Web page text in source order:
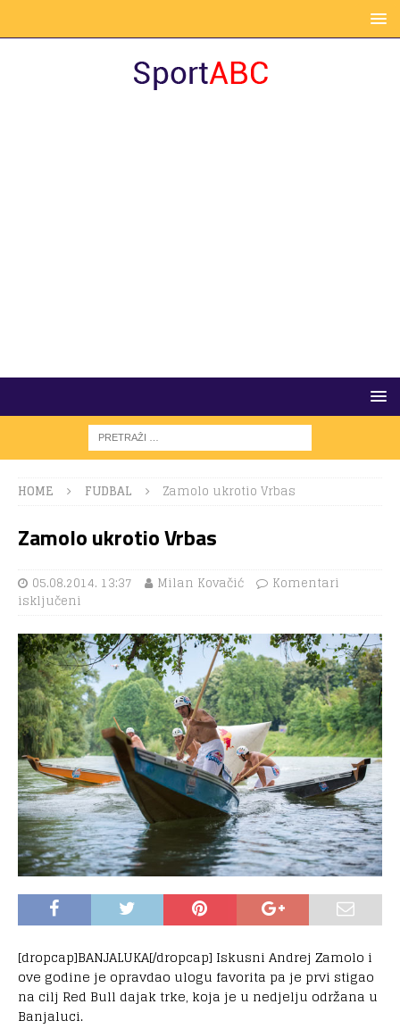
HOME FUDBAL Zamolo ukrotio Vrbas
Zamolo ukrotio Vrbas
05.08.2014. 13:37 Milan Kovačić
Komentari
isključeni
[dropcap]BANJALUKA[/dropcap] Iskusni Andrej Zamolo i
ove godine je opravdao ulogu favorita pa je prvi stigao
na cilj Red Bull dajak trke, koja je u nedjelju održana u
Banjaluci.